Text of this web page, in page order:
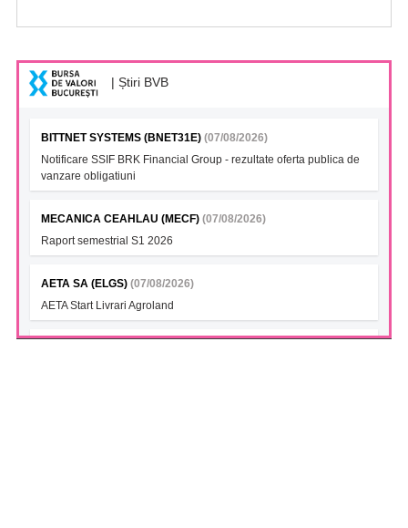
| Știri BVB
BITTNET SYSTEMS (BNET31E) (07/08/2026)
Notificare SSIF BRK Financial Group - rezultate oferta publica de
vanzare obligatiuni
MECANICA CEAHLAU (MECF) (07/08/2026)
Raport semestrial S1 2026
AETA SA (ELGS) (07/08/2026)
AETA Start Livrari Agroland